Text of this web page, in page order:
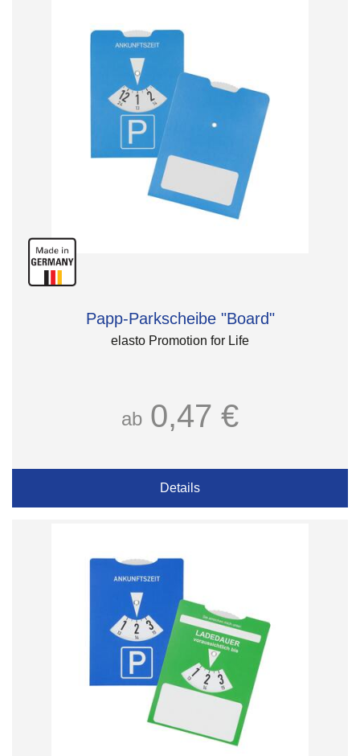
Papp-Parkscheibe "Board"
elasto Promotion for Life
ab 0,47 €
Details